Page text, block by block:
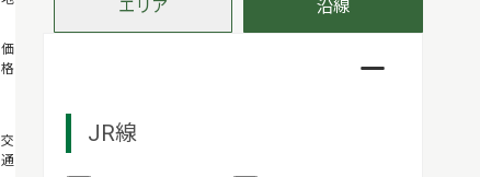
沿線
エリア
JR線
価
格
7,280
交
通
京急本線「新